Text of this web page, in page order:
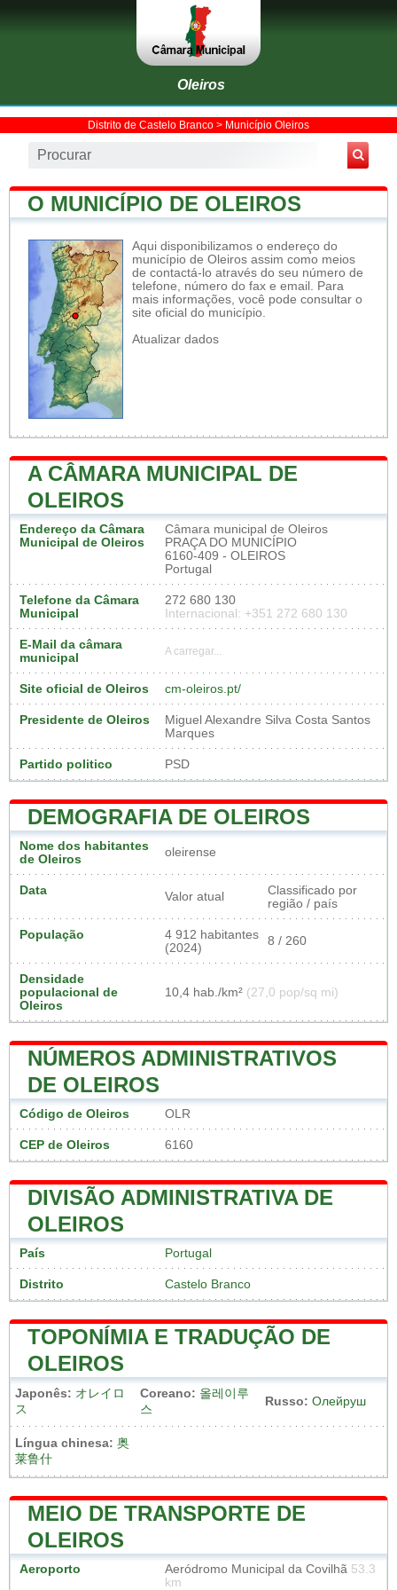
Oleiros
Distrito de Castelo Branco > Município Oleiros
O MUNICÍPIO DE OLEIROS
Aqui disponibilizamos o endereço do
município de Oleiros assim como meios
de contactá-lo através do seu número de
telefone, número do fax e email. Para
mais informações, você pode consultar o
site oficial do município.
Atualizar dados
A CÂMARA MUNICIPAL DE
OLEIROS
Endereço da Câmara
Municipal de Oleiros
Câmara municipal de Oleiros
PRAÇA DO MUNICÍPIO
6160-409 - OLEIROS
Portugal
Telefone da Câmara
Municipal
272 680 130
Internacional: +351 272 680 130
E-Mail da câmara
municipal
A carregar...
Site oficial de Oleiros cm-oleiros.pt/
Presidente de Oleiros
Miguel Alexandre Silva Costa Santos
Marques
Partido politico PSD
DEMOGRAFIA DE OLEIROS
Nome dos habitantes
de Oleiros
oleirense
Data Valor atual
Classificado por
região / país
População
4 912 habitantes
(2024)
8 / 260
Densidade
populacional de
Oleiros
10,4 hab./km² (27,0 pop/sq mi)
NÚMEROS ADMINISTRATIVOS
DE OLEIROS
Código de Oleiros OLR
CEP de Oleiros 6160
DIVISÃO ADMINISTRATIVA DE
OLEIROS
País Portugal
Distrito Castelo Branco
TOPONÍMIA E TRADUÇÃO DE
OLEIROS
Japonês: オレイロ
ス
Coreano: 올레이루
스
Russo: Олейруш
Língua chinesa: 奥
莱鲁什
MEIO DE TRANSPORTE DE
OLEIROS
Aeroporto Aeródromo Municipal da Covilhã 53.3
km